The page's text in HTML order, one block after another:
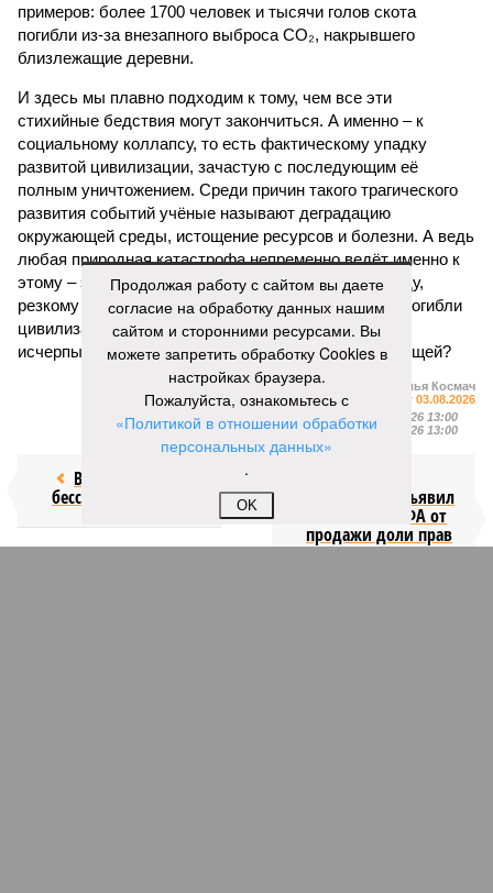
примеров: более 1700 человек и тысячи голов скота
погибли из-за внезапного выброса CO₂, накрывшего
близлежащие деревни.
И здесь мы плавно подходим к тому, чем все эти
стихийные бедствия могут закончиться. А именно – к
социальному коллапсу, то есть фактическому упадку
развитой цивилизации, зачастую с последующим её
полным уничтожением. Среди причин такого трагического
развития событий учёные называют деградацию
окружающей среды, истощение ресурсов и болезни. А ведь
любая природная катастрофа непременно ведёт именно к
этому – экономическому кризису, эпидемиям, голоду,
резкому сокращению численности населения. Так погибли
цивилизации шумеров, майя, кхмеров – список не
исчерпывающий. Какая цивилизация будет следующей?
Илья Космач
Газета«Наша версия» №29 от 03.08.2026
Опубликовано:
05.08.2026 13:00
Отредактировано:05.08.2026 13:00
Возраст
бессмертия отступил и объявил
об отказе ФИФА от
продажи доли прав
на чемпионат мира
Продолжая работу с сайтом вы даете
согласие на обработку данных нашим
сайтом и сторонними ресурсами. Вы
можете запретить обработку Cookies в
настройках браузера.
Пожалуйста, ознакомьтесь с
«Политикой в отношении обработки
персональных данных»
.
OK